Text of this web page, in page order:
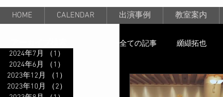
HOME CALENDAR 出演事例 教室案内
2024年7月 （1）
2024年6月
（1）
2023年12月
（1）
2023年10月
（2）
全ての記事 纐纈拓也
教室 出版公開